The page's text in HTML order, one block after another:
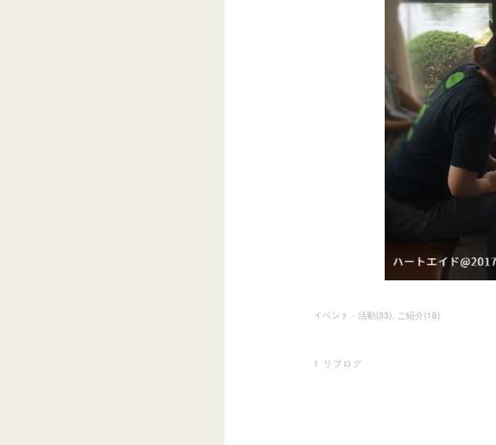
イベント・活動(33) ご紹介(18)
1 リブログ